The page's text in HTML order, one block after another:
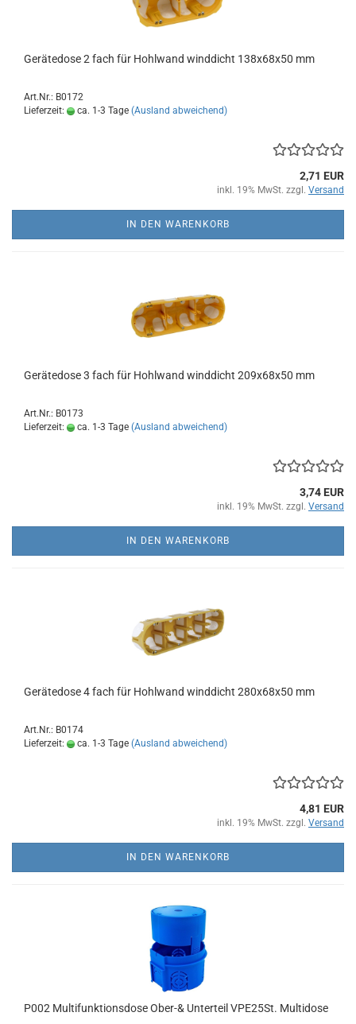
Gerätedose 2 fach für Hohlwand winddicht 138x68x50 mm
Art.Nr.: B0172
Lieferzeit:
ca. 1-3 Tage (Ausland abweichend)
2,71 EUR
inkl. 19% MwSt. zzgl. Versand
IN DEN WARENKORB
Gerätedose 3 fach für Hohlwand winddicht 209x68x50 mm
Art.Nr.: B0173
Lieferzeit:
ca. 1-3 Tage (Ausland abweichend)
3,74 EUR
inkl. 19% MwSt. zzgl. Versand
IN DEN WARENKORB
Gerätedose 4 fach für Hohlwand winddicht 280x68x50 mm
Art.Nr.: B0174
Lieferzeit:
ca. 1-3 Tage (Ausland abweichend)
4,81 EUR
inkl. 19% MwSt. zzgl. Versand
IN DEN WARENKORB
P002 Multifunktionsdose Ober-& Unterteil VPE25St. Multidose